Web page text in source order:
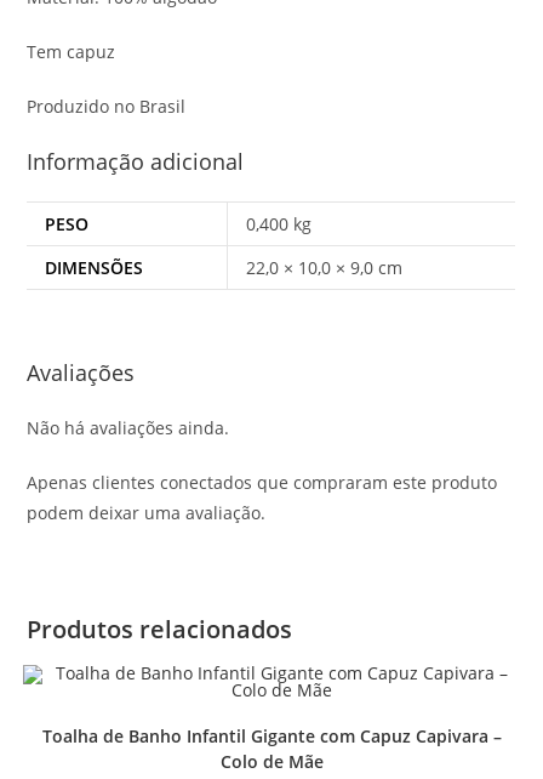
Tem capuz
Produzido no Brasil
Informação adicional
PESO
0,400 kg
DIMENSÕES
22,0 × 10,0 × 9,0 cm
Avaliações
Não há avaliações ainda.
Apenas clientes conectados que compraram este produto
podem deixar uma avaliação.
Produtos relacionados
Toalha de Banho Infantil Gigante com Capuz Capivara –
Colo de Mãe